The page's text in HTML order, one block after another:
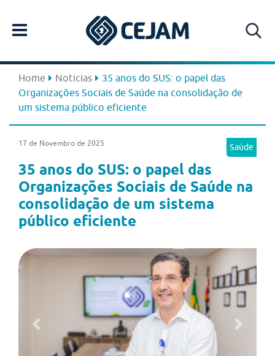
Home Noticias
35 anos do SUS: o papel das
Organizações Sociais de Saúde na consolidação de
um sistema público eficiente
Saúde
17 de Novembro de 2025
35 anos do SUS: o papel das
Organizações Sociais de Saúde na
consolidação de um sistema
público eficiente
Previous Next